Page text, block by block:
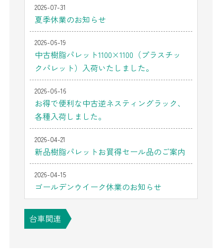
2026-07-31
夏季休業のお知らせ
2026-06-19
中古樹脂パレット1100×1100（プラスチッ
クパレット）入荷いたしました。
2026-06-16
お得で便利な中古逆ネスティングラック、
各種入荷しました。
2026-04-21
新品樹脂パレットお買得セール品のご案内
2026-04-15
ゴールデンウイーク休業のお知らせ
台車関連